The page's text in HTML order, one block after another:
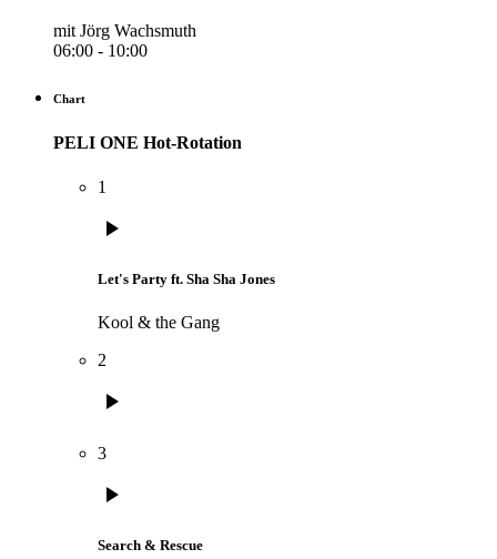
mit Jörg Wachsmuth
06:00 - 10:00
Chart
PELI ONE Hot-Rotation
1
play_arrow
Let's Party ft. Sha Sha Jones
Kool & the Gang
2
play_arrow
3
play_arrow
Search & Rescue